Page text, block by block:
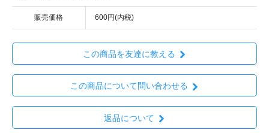
販売価格 600円(内税)
この商品を友達に教える
この商品について問い合わせる
返品について